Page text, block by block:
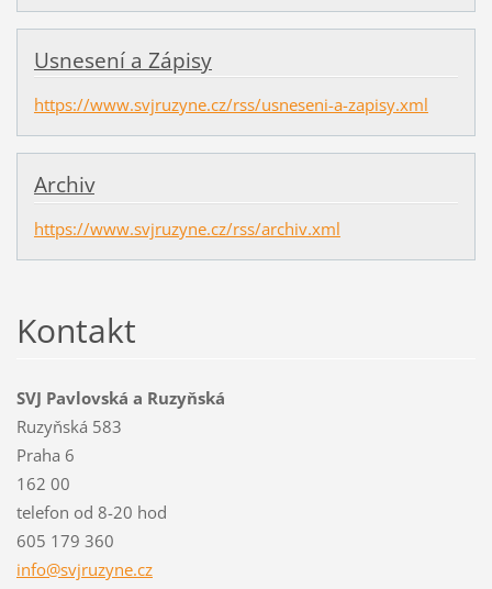
Usnesení a Zápisy
https://www.svjruzyne.cz/rss/usneseni-a-zapisy.xml
Archiv
https://www.svjruzyne.cz/rss/archiv.xml
Kontakt
SVJ Pavlovská a Ruzyňská
Ruzyňská 583
Praha 6
162 00
telefon od 8-20 hod
605 179 360
info@svjruzyne.cz